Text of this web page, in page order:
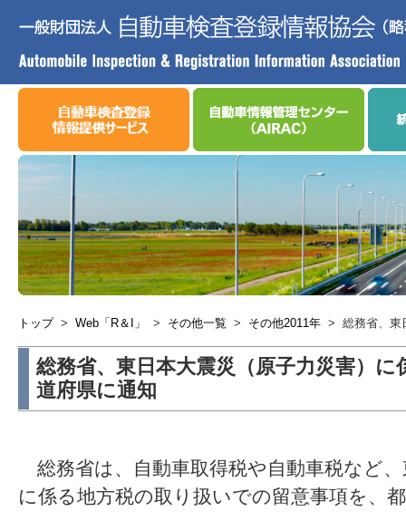
トップ > Web「R＆I」 > その他一覧 > その他2011年 > 総務省、東
総務省、東日本大震災（原子力災害）
道府県に通知
総務省は、自動車取得税や自動車税など
に係る地方税の取り扱いでの留意事項を、